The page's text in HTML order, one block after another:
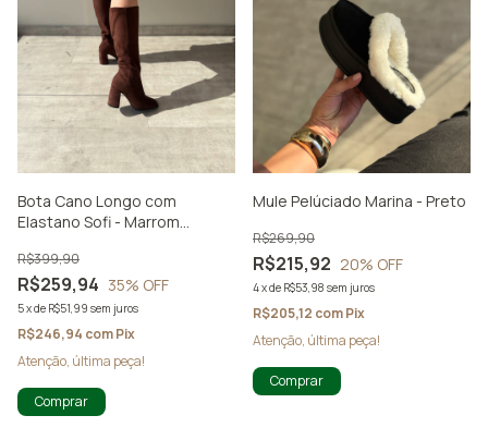
Bota Cano Longo com
Elastano Sofi - Marrom
R$259,94
R$399,90
35% OFF
5xde R$51,99 sem juros
R$246,94 comPix
Atenção, última peça!
Comprar
Mule Pelúciado Marina - Preto
R$215,92
R$269,90
20% OFF
4xde R$53,98 sem juros
R$205,12 comPix
Atenção, última peça!
Comprar